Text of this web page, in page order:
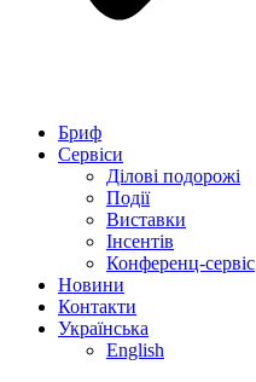
Бриф
Сервіси
Ділові подорожі
Події
Виставки
Інсентів
Конференц-сервіс
Новини
Контакти
Українська
English